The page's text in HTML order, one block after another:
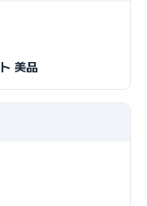
美品